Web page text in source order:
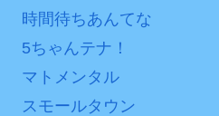
時間待ちあんてな
5ちゃんテナ！
マトメンタル
スモールタウン